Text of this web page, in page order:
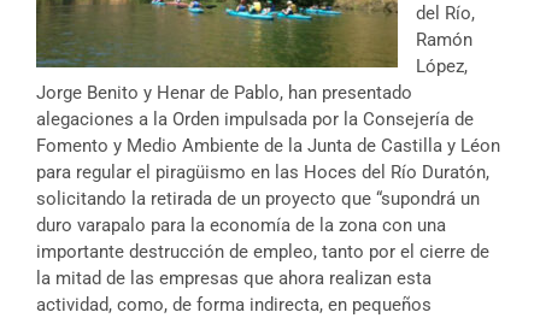
del Río,
Ramón
López,
Jorge Benito y Henar de Pablo, han presentado
alegaciones a la Orden impulsada por la Consejería de
Fomento y Medio Ambiente de la Junta de Castilla y Léon
para regular el piragüismo en las Hoces del Río Duratón,
solicitando la retirada de un proyecto que “supondrá un
duro varapalo para la economía de la zona con una
importante destrucción de empleo, tanto por el cierre de
la mitad de las empresas que ahora realizan esta
actividad, como, de forma indirecta, en pequeños